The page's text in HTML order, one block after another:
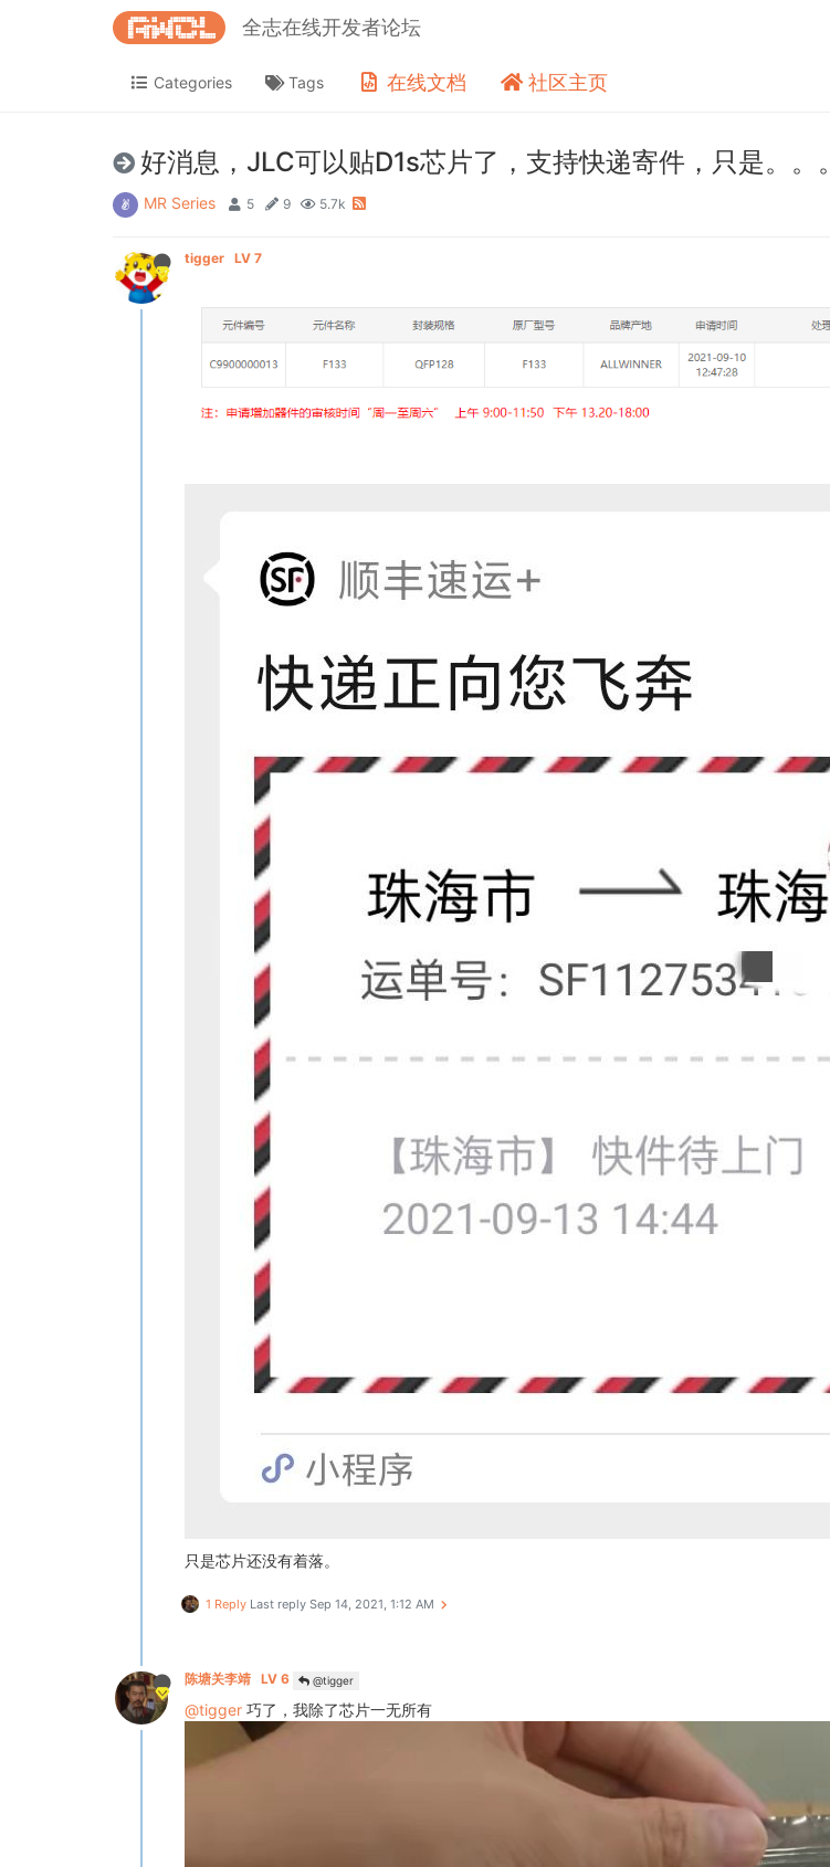
全志在线开发者论坛
Categories Tags 在线文档 社区主页
好消息，JLC可以贴D1s芯片了，支持快递寄件，只是。。。
MR Series 5 9 5.7k
tigger LV 7
只是芯片还没有着落。
1 Reply Last reply Sep 14, 2021, 1:12 AM
陈塘关李靖 LV 6 @tigger
@tigger 巧了，我除了芯片一无所有